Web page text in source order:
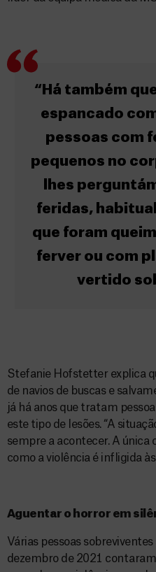
“Há também
espancado
pessoas com
pequenos no
lhes
feridas,
que foram
ferver ou com
vertido
Stefanie Hofstetter explica
de navios de buscas e
já há anos que tratam
este tipo de lesões. “A
sempre a acontecer. A única
como a violência é infligida às
Aguentar o horror em
Várias pessoas sobreviventes
dezembro de 2021